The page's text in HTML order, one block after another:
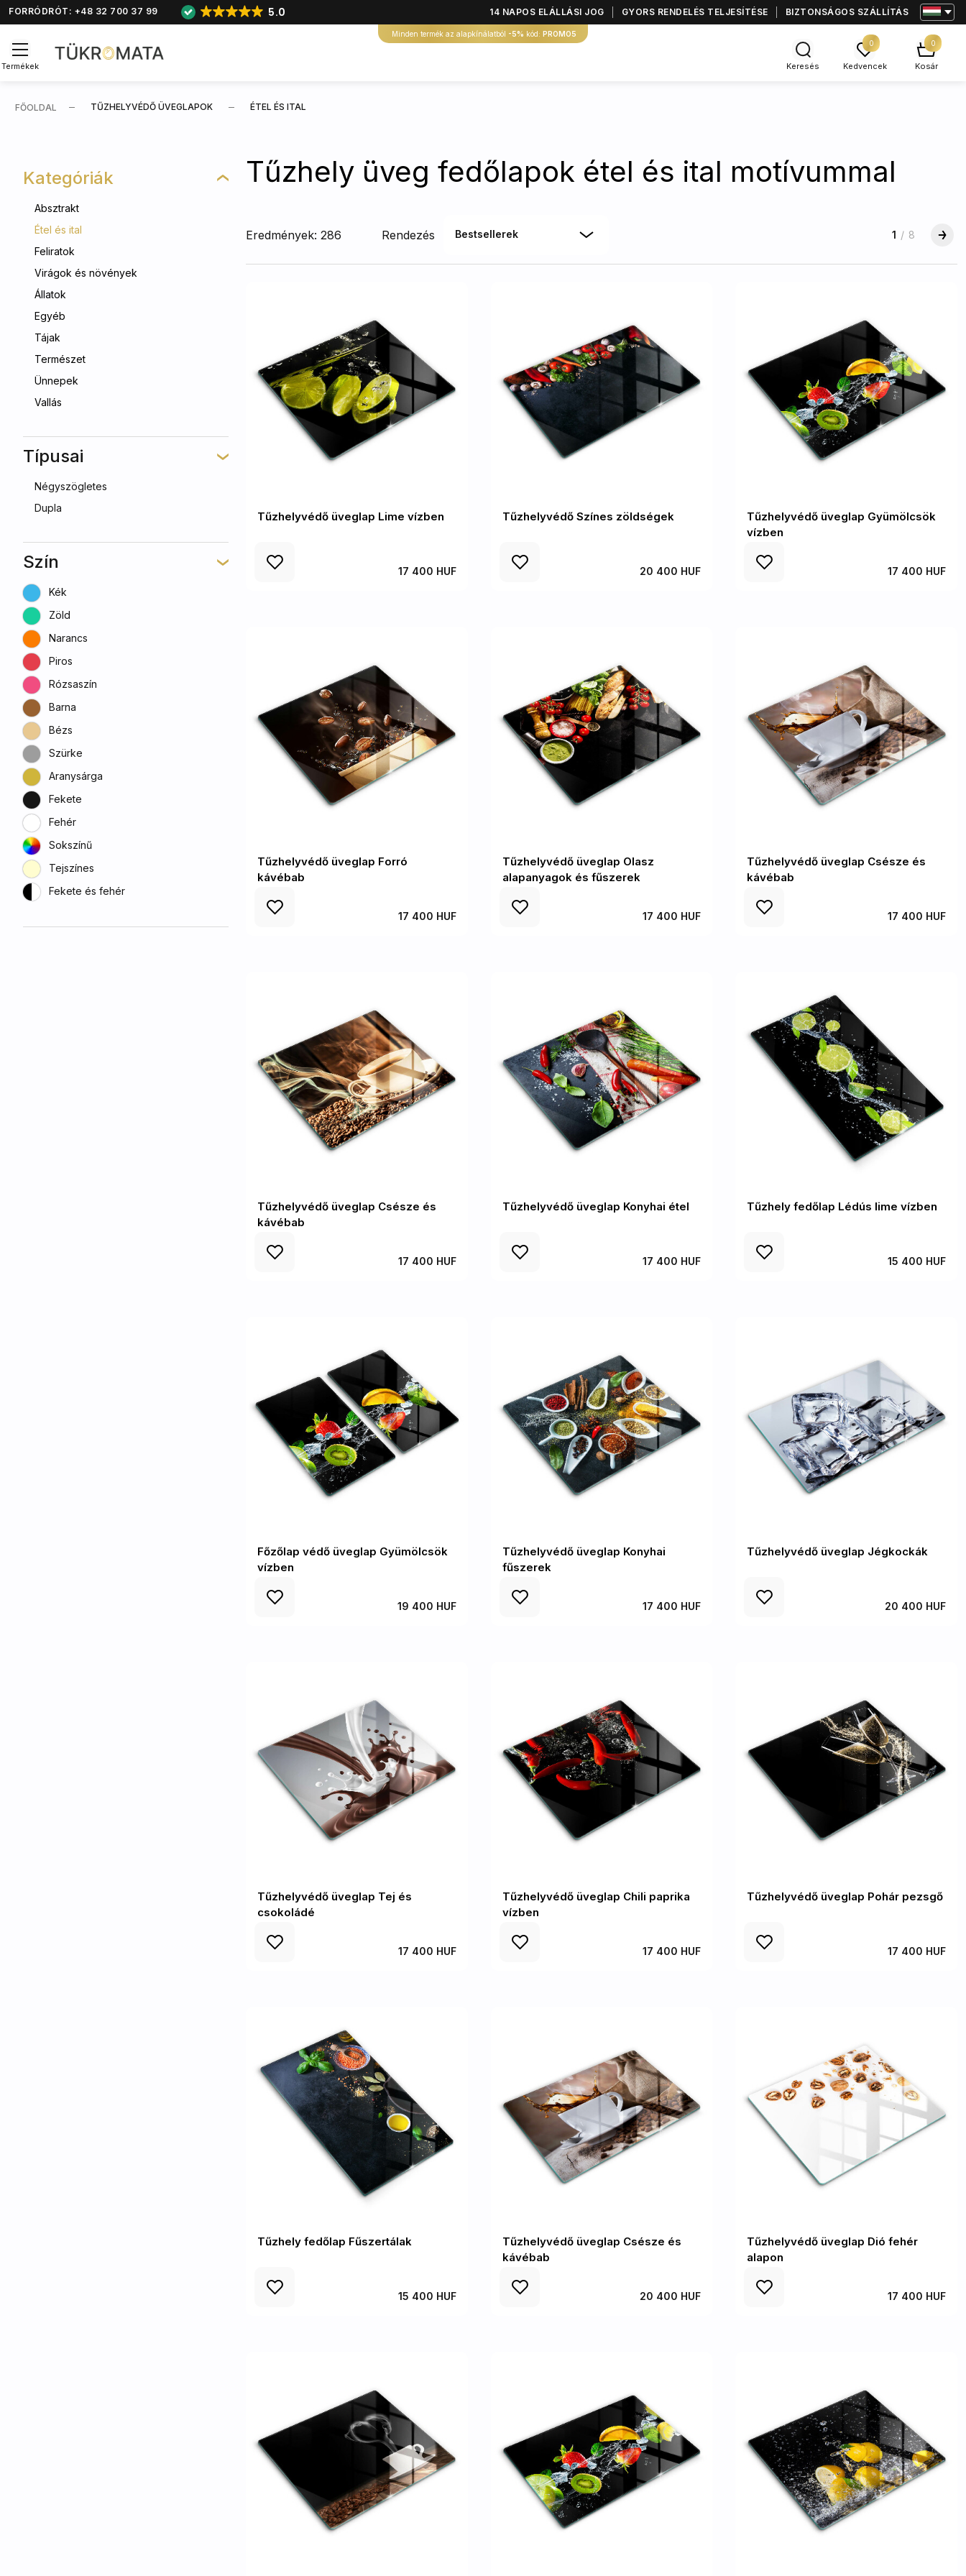
FORRÓDRÓT: +48 32 700 37 99 5.0 14 NAPOS ELÁLLÁSI JOG GYORS RENDELÉS TELJESÍTÉSE BIZTONSÁGOS SZÁLLÍTÁS
Minden termék az alapkínálatból -5% kód: PROMO5
Termékek Keresés
0
Kedvencek
0
Kosár
FŐOLDAL TŰZHELYVÉDŐ ÜVEGLAPOK ÉTEL ÉS ITAL
Kategóriák
Absztrakt
Étel és ital
Feliratok
Virágok és növények
Állatok
Egyéb
Tájak
Természet
Ünnepek
Vallás
Típusai
Négyszögletes
Dupla
Szín
Kék
Zöld
Narancs
Piros
Rózsaszín
Barna
Bézs
Szürke
Aranysárga
Fekete
Fehér
Sokszínű
Tejszínes
Fekete és fehér
Tűzhely üveg fedőlapok étel és ital motívummal
Eredmények: 286 Rendezés Bestsellerek 1 / 8
Tűzhelyvédő üveglap Lime vízben
17 400 HUF
Tűzhelyvédő Színes zöldségek
20 400 HUF
Tűzhelyvédő üveglap Gyümölcsök
vízben
17 400 HUF
Tűzhelyvédő üveglap Forró
kávébab
17 400 HUF
Tűzhelyvédő üveglap Olasz
alapanyagok és fűszerek
17 400 HUF
Tűzhelyvédő üveglap Csésze és
kávébab
17 400 HUF
Tűzhelyvédő üveglap Csésze és
kávébab
17 400 HUF
Tűzhelyvédő üveglap Konyhai étel
17 400 HUF
Tűzhely fedőlap Lédús lime vízben
15 400 HUF
Főzőlap védő üveglap Gyümölcsök
vízben
19 400 HUF
Tűzhelyvédő üveglap Konyhai
fűszerek
17 400 HUF
Tűzhelyvédő üveglap Jégkockák
20 400 HUF
Tűzhelyvédő üveglap Tej és
csokoládé
17 400 HUF
Tűzhelyvédő üveglap Chili paprika
vízben
17 400 HUF
Tűzhelyvédő üveglap Pohár pezsgő
17 400 HUF
Tűzhely fedőlap Fűszertálak
15 400 HUF
Tűzhelyvédő üveglap Csésze és
kávébab
20 400 HUF
Tűzhelyvédő üveglap Dió fehér
alapon
17 400 HUF